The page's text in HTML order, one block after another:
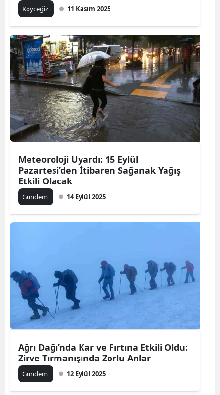
Köyceğiz 11 Kasım 2025
Meteoroloji Uyardı: 15 Eylül
Pazartesi’den İtibaren Sağanak Yağış
Etkili Olacak
Gündem 14 Eylül 2025
Ağrı Dağı’nda Kar ve Fırtına Etkili Oldu:
Zirve Tırmanışında Zorlu Anlar
Gündem 12 Eylül 2025